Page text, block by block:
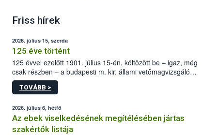
Friss hírek
2026. július 15, szerda
125 éve történt
125 évvel ezelőtt 1901. július 15-én, költözött be – igaz, még
csak részben – a budapesti m. kir. állami vetőmagvizsgáló
állomás a Kis Rókus utca 15. szám alatti, Czigler Győző által
tervezett új épületébe.
TOVÁBB >
2026. július 6, hétfő
Az ebek viselkedésének megítélésében jártas
szakértők listája